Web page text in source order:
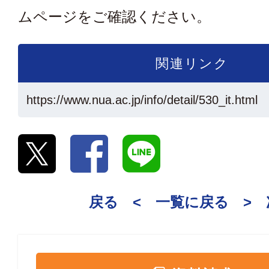
ムページをご確認ください。
関連リンク
https://www.nua.ac.jp/info/detail/530_it.html
戻る < 一覧に戻る >